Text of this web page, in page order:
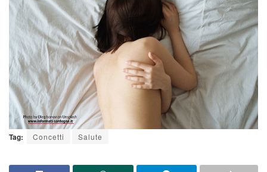
Tag: Concetti Salute